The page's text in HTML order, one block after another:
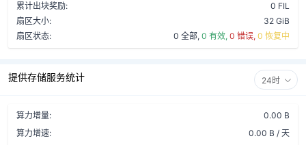
累计出块奖励:
0 FIL
扇区大小:
32 GiB
扇区状态:
0 全部, 0 有效, 0 错误, 0 恢复中
提供存储服务统计 24时
算力增量:
0.00 B
算力增速:
0.00 B / 天